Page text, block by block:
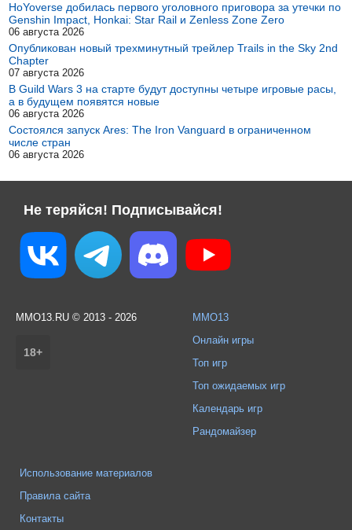
HoYoverse добилась первого уголовного приговора за утечки по
Genshin Impact, Honkai: Star Rail и Zenless Zone Zero
06 августа 2026
Опубликован новый трехминутный трейлер Trails in the Sky 2nd
Chapter
07 августа 2026
В Guild Wars 3 на старте будут доступны четыре игровые расы,
а в будущем появятся новые
06 августа 2026
Состоялся запуск Ares: The Iron Vanguard в ограниченном
числе стран
06 августа 2026
Не теряйся! Подписывайся!
MMO13.RU © 2013 - 2026
18+
MMO13
Онлайн игры
Топ игр
Топ ожидаемых игр
Календарь игр
Рандомайзер
Использование материалов
Правила сайта
Контакты